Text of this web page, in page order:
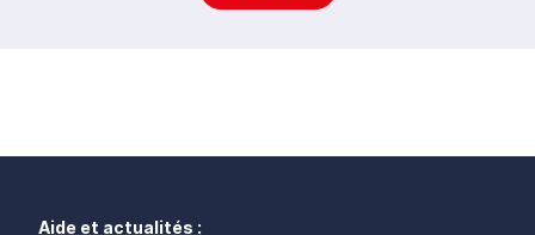
Aide et actualités :